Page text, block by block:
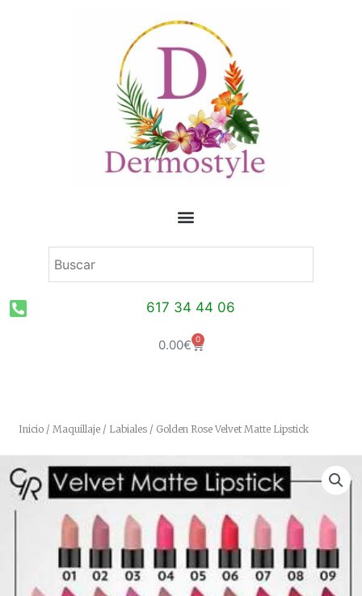
617 34 44 06
0.00€ 0 Carrito
Inicio / Maquillaje / Labiales / Golden Rose Velvet Matte Lipstick